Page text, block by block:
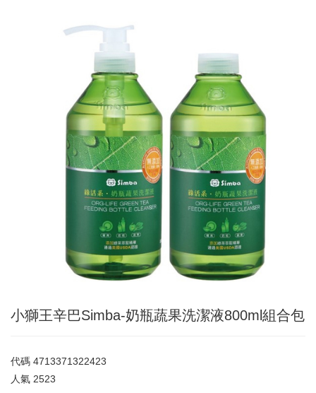
小獅王辛巴Simba-奶瓶蔬果洗潔液800ml組合包
代碼 4713371322423
人氣 2523